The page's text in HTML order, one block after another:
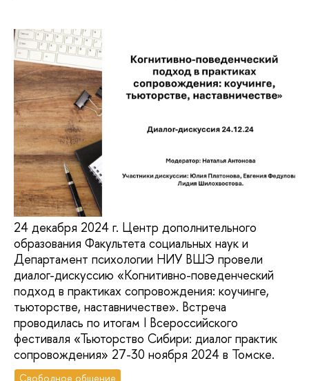
24 декабря 2024 г. Центр дополнительного
образования Факультета социальных наук и
Департамент психологии НИУ ВШЭ провели
диалог-дискуссию «Когнитивно-поведенческий
подход в практиках сопровождения: коучинге,
тьюторстве, наставничестве». Встреча
проводилась по итогам I Всероссийского
фестиваля «Тьюторство Сибири: диалог практик
сопровождения» 27-30 ноября 2024 в Томске.
Свободное общение